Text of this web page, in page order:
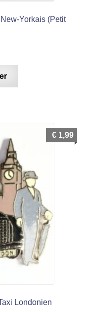
Yorkais (Petit
Londonien
€ 1,99